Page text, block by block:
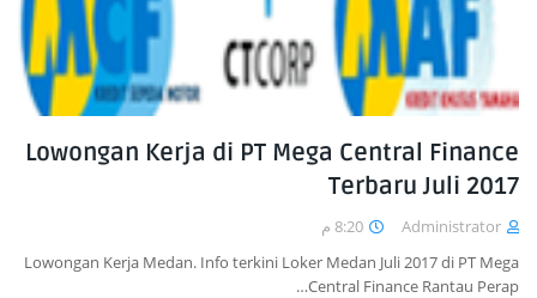
Lowongan Kerja di PT Mega Central Finance
Terbaru Juli 2017
Administrator
8:20 م
Lowongan Kerja Medan. Info terkini Loker Medan Juli 2017 di PT Mega
Central Finance Rantau Perap…